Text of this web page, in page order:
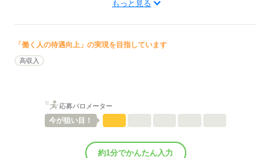
・退職金制度：勤続5年以上
・試用期間：3ヶ月「雇用形態・給与は同条件」
・ベビーシッター費用補助、インターバル休暇
・相談窓口・社内外ホットライン／ハラスメント対策
★年俸額を12分割し毎月支給
最低15万円加算※条件有）
もっと見る
「働く人の待遇向上」の実現を目指しています
高収入
応募バロメーター
今が狙い目！
約1分でかんたん入力